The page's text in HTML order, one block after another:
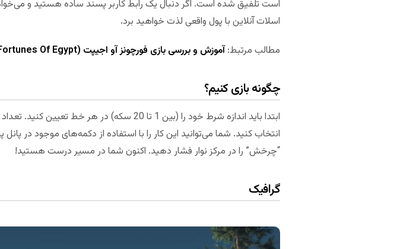
است تلفیق شده است. اگر دنبال یک رابط کاربر پسند ساده هستید و
اسلات آنلاین با پول واقعی لذت خواهید برد.
مطالب مرتبط:آموزش و بررسی بازی فورچونز آو اجیپت (Fortunes Of Egypt)
چگونه بازی کنیم؟
انتخاب کنید. شما می‌توانید این کار را با استفاده از دکمه‌های موجود در
“چرخش” را در مرکز نوار فشار دهید. اکنون شما در مسیر درست هستید!
گرافیک